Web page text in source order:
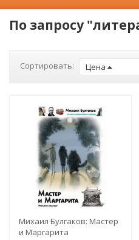
По запросу
Сортировать: Цена
Михаил Булгаков: Мастер
и Маргарита